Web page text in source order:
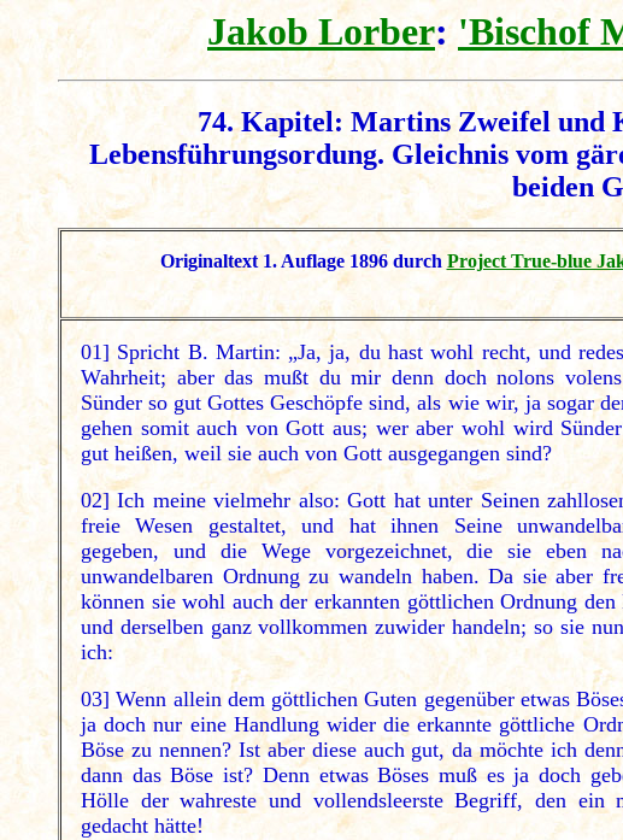
Jakob Lorber:'Bischof
74. Kapitel: Martins Zweifel und
Lebensführungsordung. Gleichnis vom
beiden
Originaltext 1. Auflage 1896 durch Project True-blue
01] Spricht B. Martin: „Ja, ja, du hast wohl recht, und
Wahrheit; aber das mußt du mir denn doch nolons
Sünder so gut Gottes Geschöpfe sind, als wie wir, ja sogar
gehen somit auch von Gott aus; wer aber wohl wird
gut heißen, weil sie auch von Gott ausgegangen sind?
02] Ich meine vielmehr also: Gott hat unter Seinen
freie Wesen gestaltet, und hat ihnen Seine
gegeben, und die Wege vorgezeichnet, die sie eben
unwandelbaren Ordnung zu wandeln haben. Da sie aber
können sie wohl auch der erkannten göttlichen Ordnung den
und derselben ganz vollkommen zuwider handeln; so sie
ich:
03] Wenn allein dem göttlichen Guten gegenüber etwas
ja doch nur eine Handlung wider die erkannte göttliche
Böse zu nennen? Ist aber diese auch gut, da möchte ich
dann das Böse ist? Denn etwas Böses muß es ja doch
Hölle der wahreste und vollendsleerste Begriff, den ein
gedacht hätte!